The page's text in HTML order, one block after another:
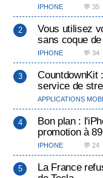
IPHONE 💬 35
Vous utilisez
sans coque
IPHONE 💬 34
CountdownKit
service de
APPLICATIONS
Bon plan :
promotion à
IPHONE 💬 24
La France